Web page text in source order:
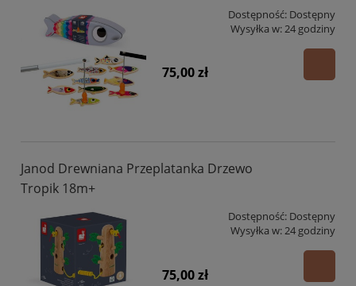
Dostępność: Dostępny
Wysyłka w: 24 godziny
75,00 zł
Janod Drewniana Przeplatanka Drzewo
Tropik 18m+
Dostępność: Dostępny
Wysyłka w:24 godziny
75,00 zł